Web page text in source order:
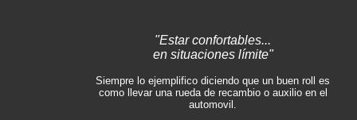
"Estar confortables...
en situaciones límite"
Siempre lo ejemplifico diciendo que un buen roll es
como llevar una rueda de recambio o auxilio en el
automovil.